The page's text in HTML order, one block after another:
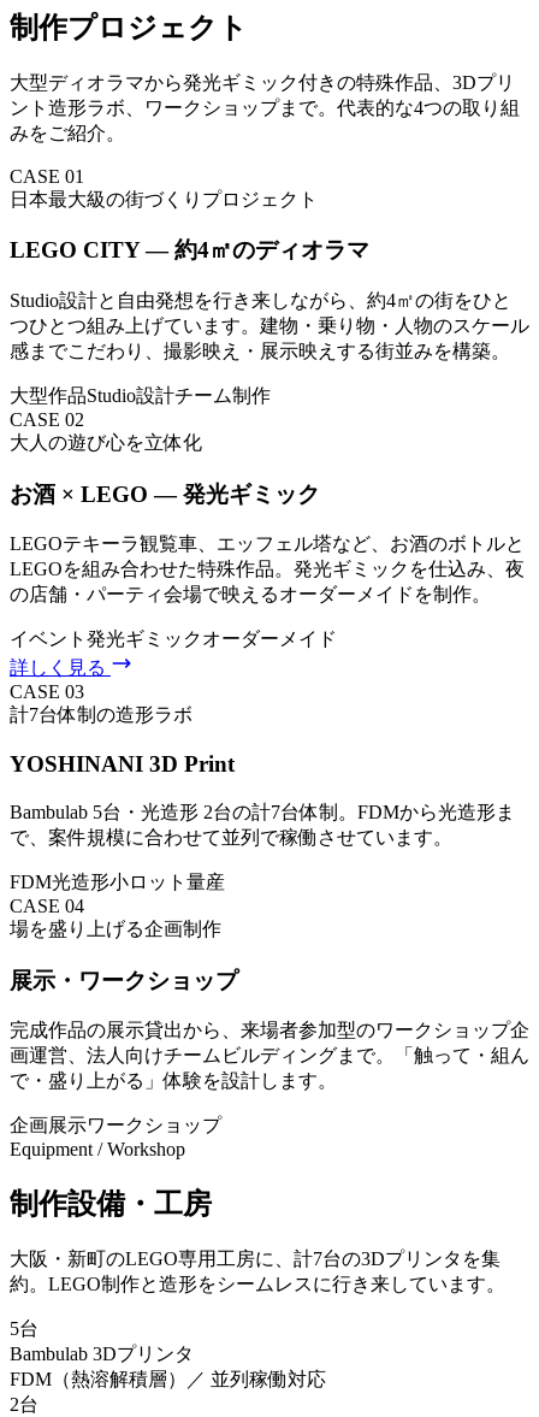
制作プロジェクト
大型ディオラマから発光ギミック付きの特殊作品、3Dプリ
ント造形ラボ、ワークショップまで。代表的な4つの取り組
みをご紹介。
CASE 01
日本最大級の街づくりプロジェクト
LEGO CITY — 約4㎡のディオラマ
Studio設計と自由発想を行き来しながら、約4㎡の街をひと
つひとつ組み上げています。建物・乗り物・人物のスケール
感までこだわり、撮影映え・展示映えする街並みを構築。
大型作品Studio設計チーム制作
CASE 02
大人の遊び心を立体化
お酒 × LEGO — 発光ギミック
LEGOテキーラ観覧車、エッフェル塔など、お酒のボトルと
LEGOを組み合わせた特殊作品。発光ギミックを仕込み、夜
の店舗・パーティ会場で映えるオーダーメイドを制作。
イベント 発光ギミックオーダーメイド
詳しく見る
CASE 03
計7台体制の造形ラボ
YOSHINANI 3D Print
Bambulab 5台・光造形 2台の計7台体制。FDMから光造形ま
で、案件規模に合わせて並列で稼働させています。
FDM光造形小ロット量産
CASE 04
場を盛り上げる企画制作
展示・ワークショップ
完成作品の展示貸出から、来場者参加型のワークショップ企
画運営、法人向けチームビルディングまで。「触って・組ん
で・盛り上がる」体験を設計します。
企画展示ワークショップ
Equipment / Workshop
制作設備・工房
大阪・新町のLEGO専用工房に、計7台の3Dプリンタを集
約。LEGO制作と造形をシームレスに行き来しています。
5台
Bambulab 3Dプリンタ
FDM（熱溶解積層）／ 並列稼働対応
2台